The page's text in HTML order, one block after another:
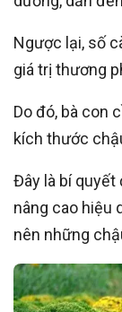
Ngược lại, số
giá trị thương
Do đó, bà con
kích thước
Đây là bí quyết
nâng cao hiệu
nên những